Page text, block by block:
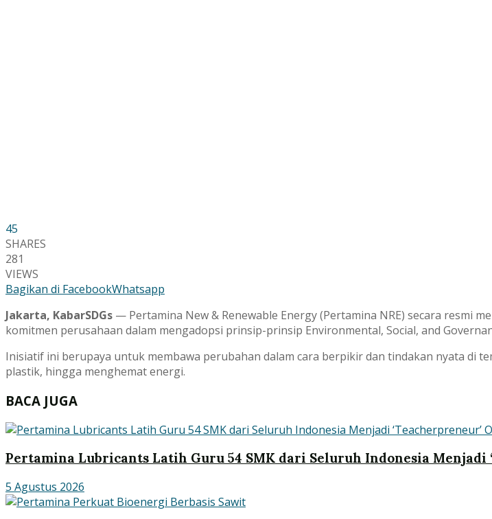
45
SHARES
281
VIEWS
Bagikan di FacebookWhatsapp
Jakarta, KabarSDGs — Pertamina New & Renewable Energy (Pertamina NRE) secara resmi
komitmen perusahaan dalam mengadopsi prinsip-prinsip Environmental, Social, and
Inisiatif ini berupaya untuk membawa perubahan dalam cara berpikir dan tindakan nyata di
plastik, hingga menghemat energi.
BACA JUGA
Pertamina Lubricants Latih Guru 54 SMK dari Seluruh Indonesia Menjadi
5 Agustus 2026